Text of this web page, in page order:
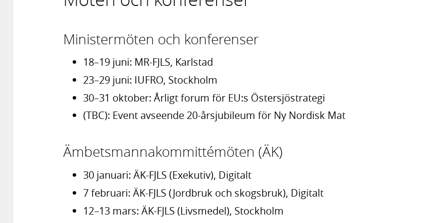
Ministermöten och konferenser
18–19 juni: MR-FJLS, Karlstad
23–29 juni: IUFRO, Stockholm
30–31 oktober: Årligt forum för EU:s Östersjöstrategi
(TBC): Event avseende 20-årsjubileum för Ny Nordisk Mat
Ämbetsmannakommittémöten (ÄK)
30 januari: ÄK-FJLS (Exekutiv), Digitalt
7 februari: ÄK-FJLS (Jordbruk och skogsbruk), Digitalt
12–13 mars: ÄK-FJLS (Livsmedel), Stockholm